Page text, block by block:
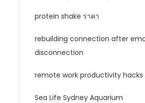
protein shake ราคา
rebuilding connection after
disconnection
remote work productivity hacks
Sea Life Sydney Aquarium